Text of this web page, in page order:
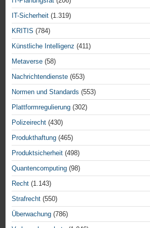
IT-Sicherheit (1.319)
KRITIS (784)
Künstliche Intelligenz (411)
Metaverse (58)
Nachrichtendienste (653)
Normen und Standards (553)
Plattformregulierung (302)
Polizeirecht (430)
Produkthaftung (465)
Produktsicherheit (498)
Quantencomputing (98)
Recht (1.143)
Strafrecht (550)
Überwachung (786)